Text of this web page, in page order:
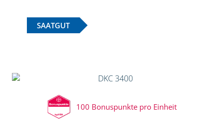
SAATGUT
100 Bonuspunkte pro Einheit